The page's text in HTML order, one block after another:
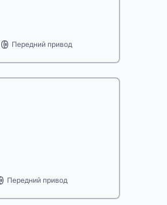
Передний привод
Передний привод